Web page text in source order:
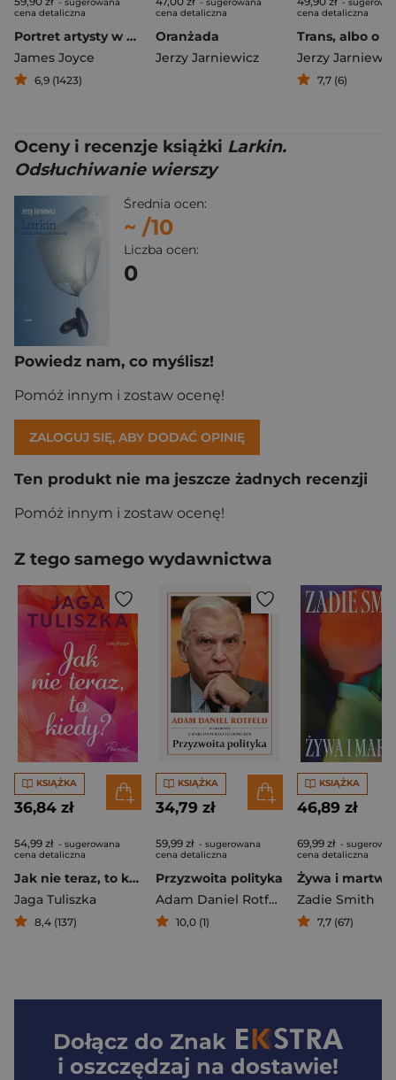
cena detaliczna
Portret artysty w wieku młodzieńczym
James Joyce
6,9 (1423)
cena detaliczna
Oranżada
Jerzy Jarniewicz
cena detaliczna
Jerzy
7,7 (6)
Oceny i recenzje książki Larkin.
Odsłuchiwanie wierszy
Średnia ocen:
~ /10
Liczba ocen:
0
Powiedz nam, co myślisz!
Pomóż innym i zostaw ocenę!
ZALOGUJ SIĘ, ABY DODAĆ OPINIĘ
Ten produkt nie ma jeszcze żadnych recenzji
Pomóż innym i zostaw ocenę!
Z tego samego wydawnictwa
KSIĄŻKA
36,84 zł
54,99 zł - sugerowana
cena detaliczna
Jak nie teraz, to kiedy?
Jaga Tuliszka
8,4 (137)
KSIĄŻKA
34,79 zł
59,99 zł - sugerowana
cena detaliczna
Przyzwoita polityka
Adam Daniel Rotfeld
10,0 (1)
KSIĄŻKA
46,89 zł
69,99 zł -
cena detaliczna
Żywa i martwa
Zadie Smith
7,7 (67)
Dołącz do Znak
i oszczędzaj na dostawie!